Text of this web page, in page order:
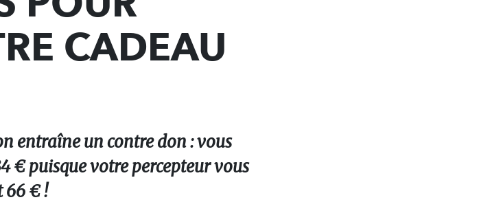
CADEAU
entraîne un contre don : vous
€ puisque votre percepteur vous
66 € !